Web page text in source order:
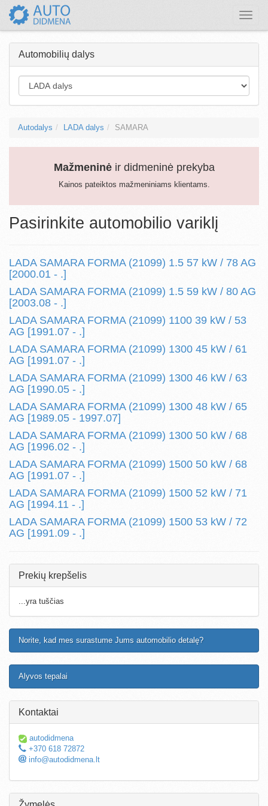
Toggle
Automobilių dalys
Autodalys LADA dalys SAMARA
Mažmeninėir didmeninė prekyba
Kainos pateiktos mažmeniniams klientams.
Pasirinkite automobilio variklį
LADA SAMARA FORMA (21099) 1.5 57 kW / 78 AG
[2000.01 - .]
LADA SAMARA FORMA (21099) 1.5 59 kW / 80 AG
[2003.08 - .]
LADA SAMARA FORMA (21099) 1100 39 kW / 53
AG [1991.07 - .]
LADA SAMARA FORMA (21099) 1300 45 kW / 61
AG [1991.07 - .]
LADA SAMARA FORMA (21099) 1300 46 kW / 63
AG [1990.05 - .]
LADA SAMARA FORMA (21099) 1300 48 kW / 65
AG [1989.05 - 1997.07]
LADA SAMARA FORMA (21099) 1300 50 kW / 68
AG [1996.02 - .]
LADA SAMARA FORMA (21099) 1500 50 kW / 68
AG [1991.07 - .]
LADA SAMARA FORMA (21099) 1500 52 kW / 71
AG [1994.11 - .]
LADA SAMARA FORMA (21099) 1500 53 kW / 72
AG [1991.09 - .]
Prekių krepšelis
...yra tuščias
Norite, kad mes surastume Jums automobilio detalę?
Alyvos tepalai
Kontaktai
autodidmena
+370 618 72872
info@autodidmena.lt